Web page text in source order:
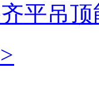
平吊